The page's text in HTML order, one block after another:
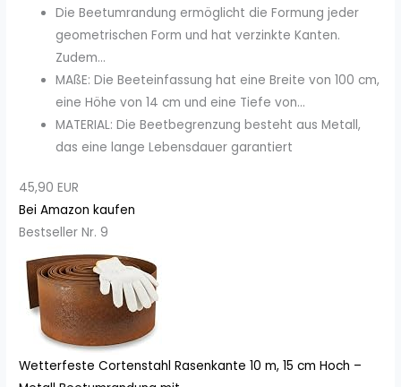
Die Beetumrandung ermöglicht die Formung jeder
geometrischen Form und hat verzinkte Kanten.
Zudem...
MAßE: Die Beeteinfassung hat eine Breite von 100 cm,
eine Höhe von 14 cm und eine Tiefe von...
MATERIAL: Die Beetbegrenzung besteht aus Metall,
das eine lange Lebensdauer garantiert
45,90 EUR
Bei Amazon kaufen
Bestseller Nr. 9
Wetterfeste Cortenstahl Rasenkante 10 m, 15 cm Hoch –